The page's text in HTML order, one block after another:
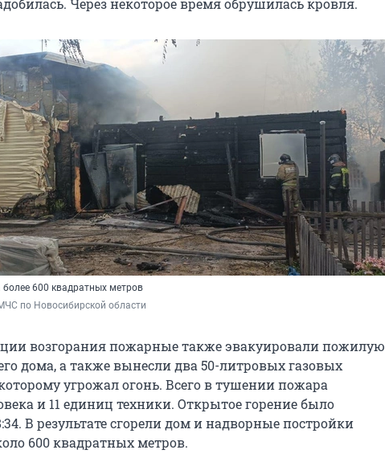
Через некоторое время обрушилась кровля.
600 квадратных метров
по Новосибирской области
возгорания пожарные также эвакуировали пожилую
дома, а также вынесли два 50-литровых газовых
угрожал огонь. Всего в тушении пожара
и 11 единиц техники. Открытое горение было
В результате сгорели дом и надворные постройки
600 квадратных метров.